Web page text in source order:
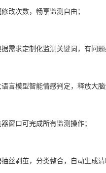
改次数，畅享监测自由；
需求定制化监测关键词，有问题
言模型智能情感判定，释放大脑
窗口可完成所有监测操作；
丝剥茧，分类整合，自动生成